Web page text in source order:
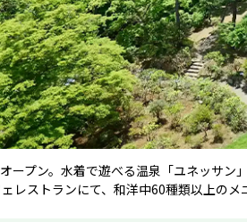
ープン。水着で遊べる温泉「ユネッサ
レストランにて、和洋中60種類以上のメ